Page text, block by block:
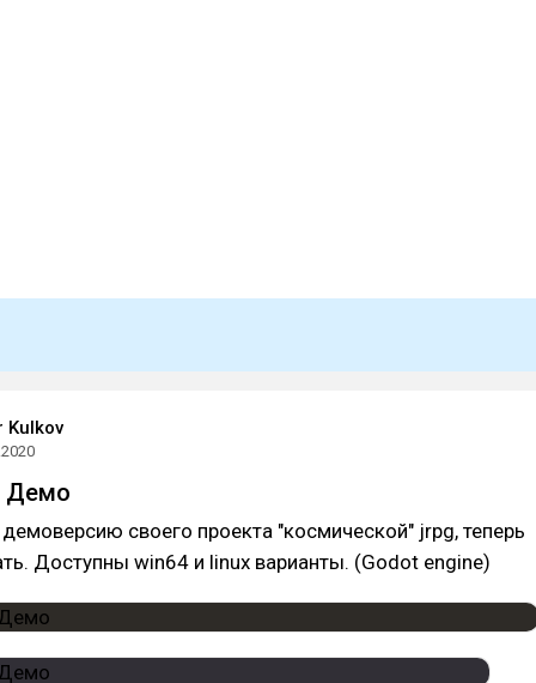
Kulkov
Демо
своего проекта "космической" jrpg, теперь
Доступны win64 и linux варианты. (Godot engine)